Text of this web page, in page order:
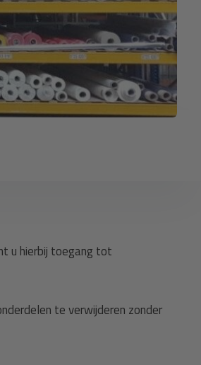
u hierbij toegang tot
te verwijderen zonder